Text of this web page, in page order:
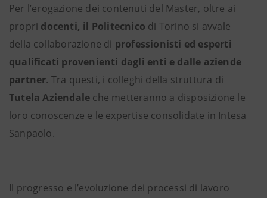
Per l’erogazione dei contenuti del Master, oltre ai
propri docenti, il Politecnico di Torino si avvale
della collaborazione di professionisti ed esperti
qualificati provenienti dagli enti e dalle aziende
partner. Tra questi, i colleghi della struttura di
Tutela Aziendale che metteranno a disposizione le
loro conoscenze e le expertise consolidate in Intesa
Sanpaolo.
Il progresso e l’evoluzione dei processi di lavoro